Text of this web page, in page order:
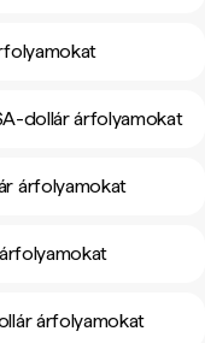
dollár árfolyamokat
árfolyamokat
árfolyamokat